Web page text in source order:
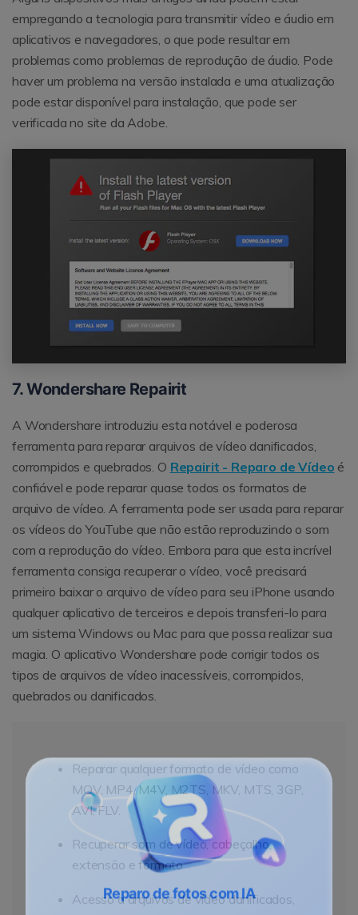
empregando a tecnologia para transmitir vídeo e áudio em
aplicativos e navegadores, o que pode resultar em
problemas como problemas de reprodução de áudio. Pode
haver um problema na versão instalada e uma atualização
pode estar disponível para instalação, que pode ser
verificada no site da Adobe.
7. Wondershare Repairit
A Wondershare introduziu esta notável e poderosa
ferramenta para reparar arquivos de vídeo danificados,
corrompidos e quebrados. O Repairit - Reparo de Vídeo é
confiável e pode reparar quase todos os formatos de
arquivo de vídeo. A ferramenta pode ser usada para reparar
os vídeos do YouTube que não estão reproduzindo o som
com a reprodução do vídeo. Embora para que esta incrível
ferramenta consiga recuperar o vídeo, você precisará
primeiro baixar o arquivo de vídeo para seu iPhone usando
qualquer aplicativo de terceiros e depois transferi-lo para
um sistema Windows ou Mac para que possa realizar sua
magia. O aplicativo Wondershare pode corrigir todos os
tipos de arquivos de vídeo inacessíveis, corrompidos,
quebrados ou danificados.
Reparar qualquer formato de vídeo como
MOV, MP4, M4V, M2TS, MKV, MTS, 3GP,
AVI, FLV.
Recuperar som de vídeo, cabeçalho,
extensão e formato
Acesso a arquivos de vídeo danificados,